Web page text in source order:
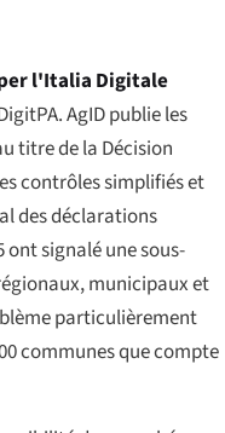
l'Italia Digitale
AgID publie les
titre de la Décision
contrôles simplifiés et
des déclarations
ont signalé une sous-
municipaux et
particulièrement
communes que compte